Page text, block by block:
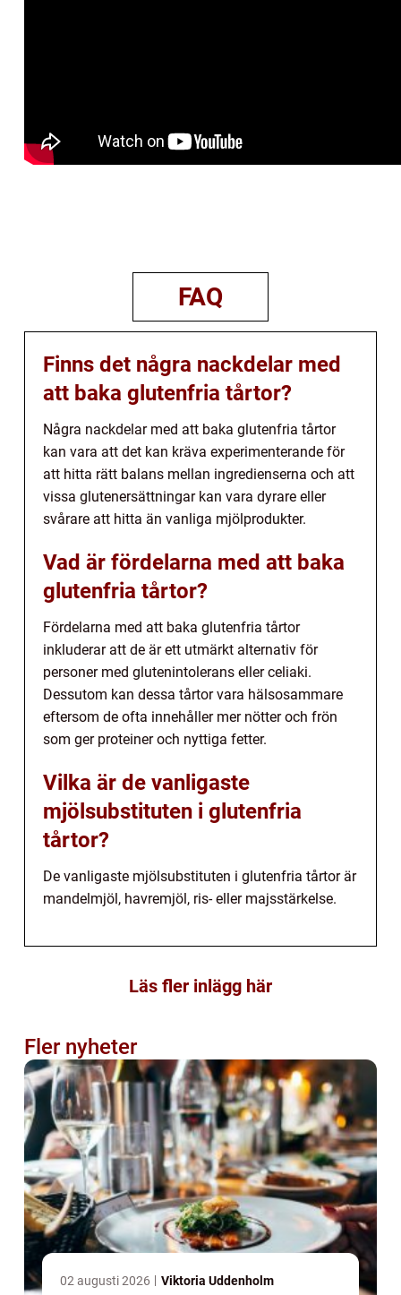
FAQ
Finns det några nackdelar med
att baka glutenfria tårtor?
Några nackdelar med att baka glutenfria tårtor
kan vara att det kan kräva experimenterande för
att hitta rätt balans mellan ingredienserna och att
vissa glutenersättningar kan vara dyrare eller
svårare att hitta än vanliga mjölprodukter.
Vad är fördelarna med att baka
glutenfria tårtor?
Fördelarna med att baka glutenfria tårtor
inkluderar att de är ett utmärkt alternativ för
personer med glutenintolerans eller celiaki.
Dessutom kan dessa tårtor vara hälsosammare
eftersom de ofta innehåller mer nötter och frön
som ger proteiner och nyttiga fetter.
Vilka är de vanligaste
mjölsubstituten i glutenfria
tårtor?
De vanligaste mjölsubstituten i glutenfria tårtor är
mandelmjöl, havremjöl, ris- eller majsstärkelse.
Läs fler inlägg här
Fler nyheter
02 augusti 2026 Viktoria Uddenholm